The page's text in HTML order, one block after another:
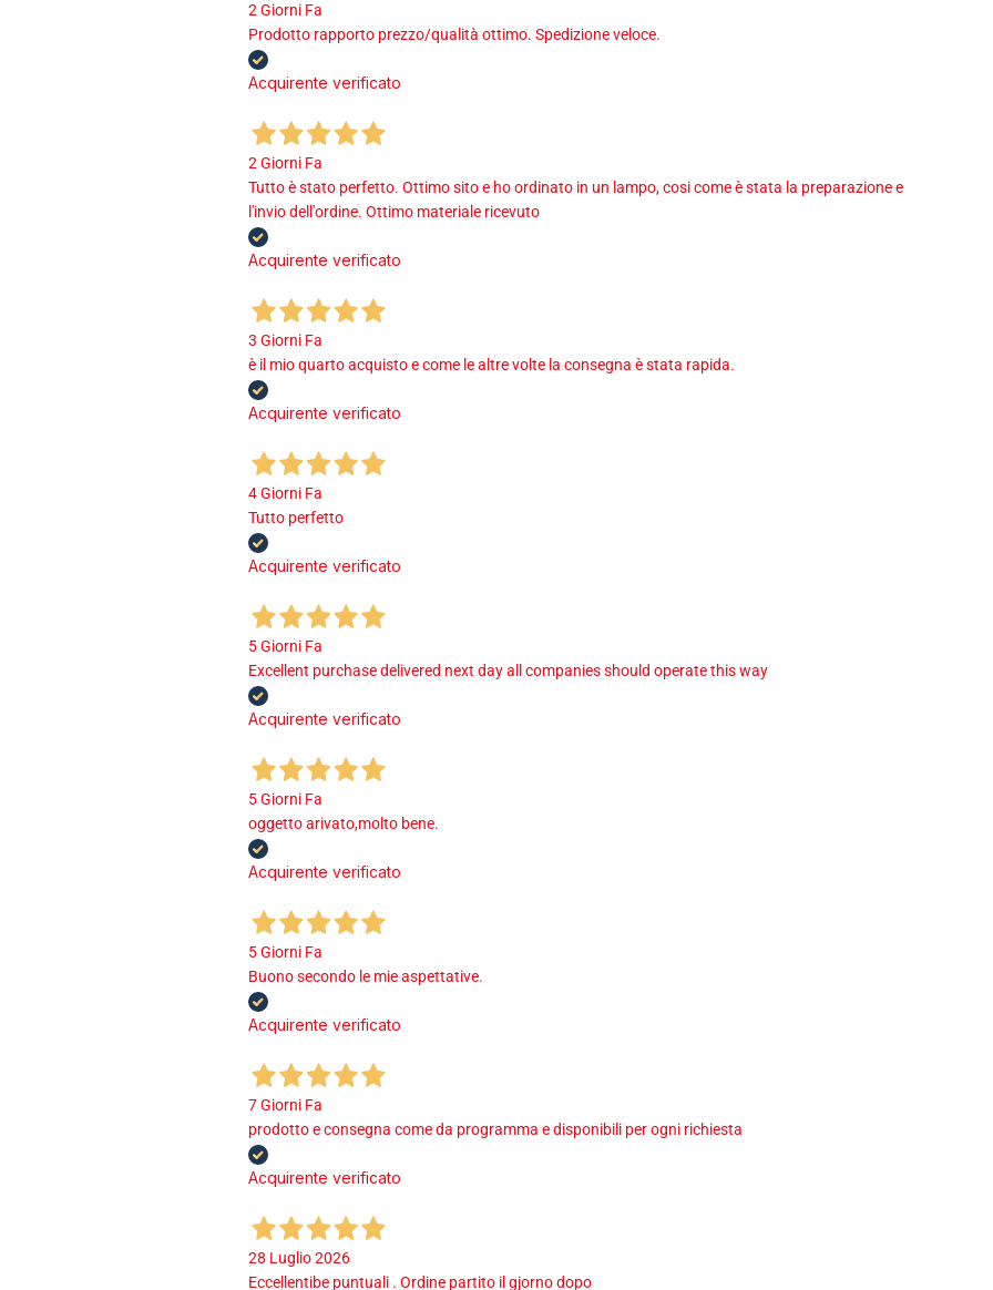
2 Giorni Fa
Prodotto rapporto prezzo/qualità ottimo. Spedizione veloce.
Acquirente verificato
2 Giorni Fa
Tutto è stato perfetto. Ottimo sito e ho ordinato in un lampo, cosi come è stata la preparazione e
l'invio dell'ordine. Ottimo materiale ricevuto
Acquirente verificato
3 Giorni Fa
è il mio quarto acquisto e come le altre volte la consegna è stata rapida.
Acquirente verificato
4 Giorni Fa
Tutto perfetto
Acquirente verificato
5 Giorni Fa
Excellent purchase delivered next day all companies should operate this way
Acquirente verificato
5 Giorni Fa
oggetto arivato,molto bene.
Acquirente verificato
5 Giorni Fa
Buono secondo le mie aspettative.
Acquirente verificato
7 Giorni Fa
prodotto e consegna come da programma e disponibili per ogni richiesta
Acquirente verificato
28 Luglio 2026
Eccellentibe puntuali . Ordine partito il gjorno dopo